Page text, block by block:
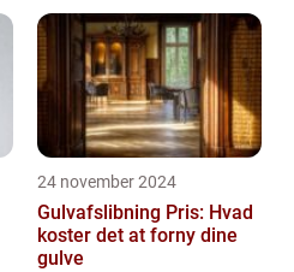
24 november 2024
Gulvafslibning Pris: Hvad
koster det at forny dine
gulve